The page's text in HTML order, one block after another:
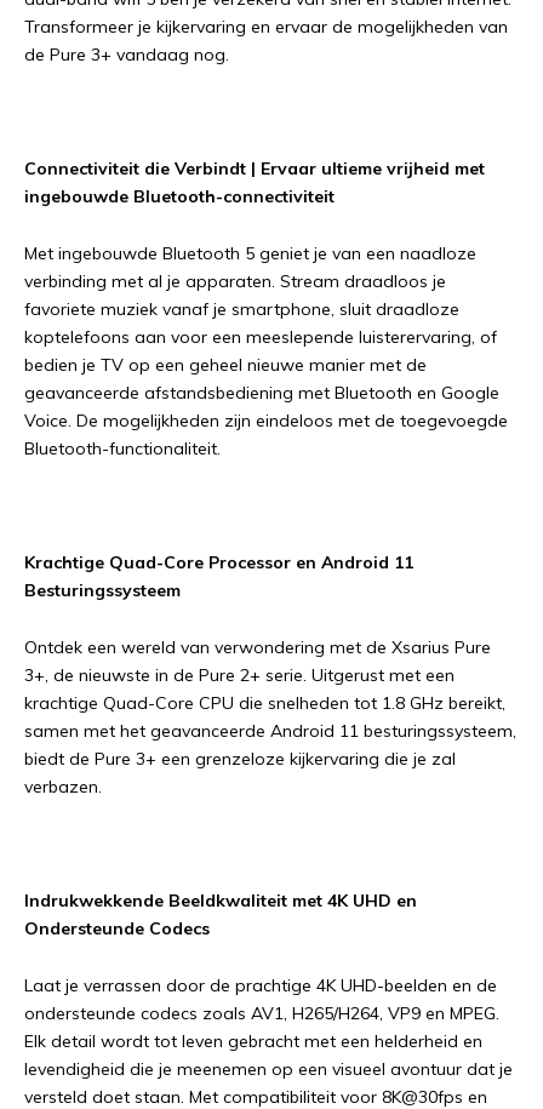
Transformeer je kijkervaring en ervaar de mogelijkheden van
de Pure 3+ vandaag nog.
Connectiviteit die Verbindt | Ervaar ultieme vrijheid met
ingebouwde Bluetooth-connectiviteit
Met ingebouwde Bluetooth 5 geniet je van een naadloze
verbinding met al je apparaten. Stream draadloos je
favoriete muziek vanaf je smartphone, sluit draadloze
koptelefoons aan voor een meeslepende luisterervaring, of
bedien je TV op een geheel nieuwe manier met de
geavanceerde afstandsbediening met Bluetooth en Google
Voice. De mogelijkheden zijn eindeloos met de toegevoegde
Bluetooth-functionaliteit.
Krachtige Quad-Core Processor en Android 11
Besturingssysteem
Ontdek een wereld van verwondering met de Xsarius Pure
3+, de nieuwste in de Pure 2+ serie. Uitgerust met een
krachtige Quad-Core CPU die snelheden tot 1.8 GHz bereikt,
samen met het geavanceerde Android 11 besturingssysteem,
biedt de Pure 3+ een grenzeloze kijkervaring die je zal
verbazen.
Indrukwekkende Beeldkwaliteit met 4K UHD en
Ondersteunde Codecs
Laat je verrassen door de prachtige 4K UHD-beelden en de
ondersteunde codecs zoals AV1, H265/H264, VP9 en MPEG.
Elk detail wordt tot leven gebracht met een helderheid en
levendigheid die je meenemen op een visueel avontuur dat je
versteld doet staan. Met compatibiliteit voor 8K@30fps en